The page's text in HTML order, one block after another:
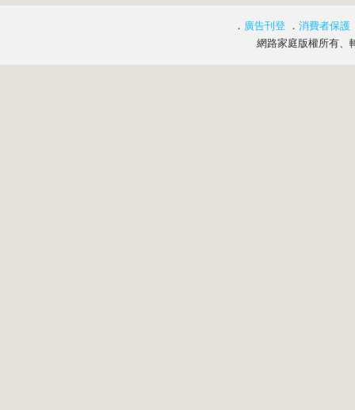
． 廣告刊登 ． 消費者保護
網路家庭版權所有、